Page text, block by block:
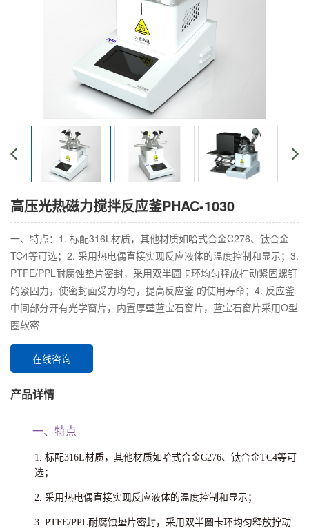
高压光热磁力搅拌反应釜PHAC-1030
一、特点：1. 标配316L材质，其他材质如哈式合金C276、钛合金
TC4等可选；2. 采用热电偶直接实现反应液体的温度控制和显示；3.
PTFE/PPL耐腐蚀垫片密封，采用双半圆卡环均匀释放拧动紧固螺钉
的紧固力，使密封面受力均匀，提高反应釜 的使用寿命；4. 反应釜
中间部分开有光学窗片，内置厚壁蓝宝石窗片，蓝宝石窗片采用O型
圈软密
在线咨询
产品详情
一、特点
1. 标配316L材质，其他材质如哈式合金C276、钛合金TC4等可
选；
2. 采用热电偶直接实现反应液体的温度控制和显示；
3. PTFE/PPL耐腐蚀垫片密封，采用双半圆卡环均匀释放拧动